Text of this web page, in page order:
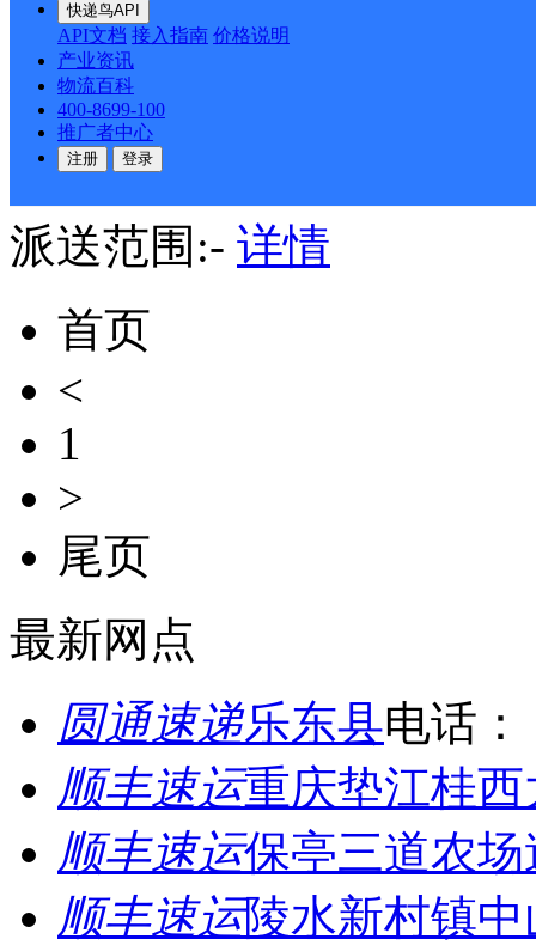
快递鸟API
API文档 接入指南 价格说明
产业资讯
物流百科
400-8699-100
推广者中心
注册 登录
呼和浩特玉泉区云中路
德邦快递
限公司院内
派送范围:- 详情
首页
<
1
>
尾页
最新网点
圆通速递乐东县电话：
顺丰速运重庆垫江桂
顺丰速运保亭三道农
顺丰速运陵水新村镇